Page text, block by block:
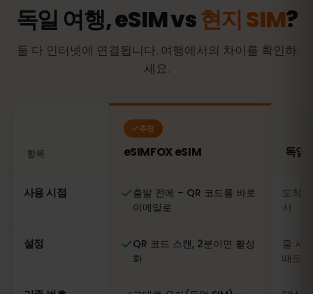
독일 여행, eSIM vs현지 SIM?
둘 다 인터넷에 연결됩니다. 여행에서의 차이를 확인하
세요.
항목
추천
eSIMFOX eSIM 독일
사용 시점
출발 전에 – QR 코드를 바로
이메일로
도착
서
설정
QR 코드 스캔, 2분이면 활성
화
줄 서
때도